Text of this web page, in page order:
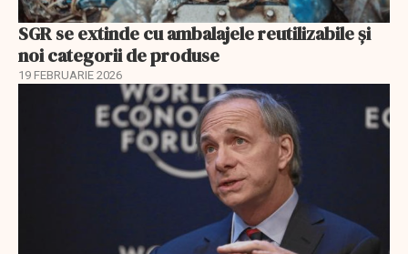
SGR se extinde cu ambalajele reutilizabile și
noi categorii de produse
19 FEBRUARIE 2026